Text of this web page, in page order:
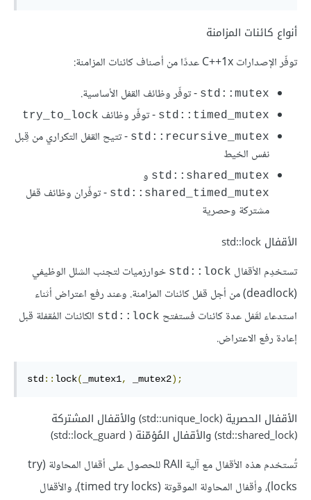
أنواع كائنات المزامنة
توفّر الإصدارات C++1x عددًا من أصناف كائنات المزامنة:
std::mutex - توفّر وظائف القفل الأساسية.
std::timed_mutex - توفّر وظائف try_to_lock
std::recursive_mutex - تتيح القفل التكراري من قِبل
نفس الخيط
std::shared_mutex و
std::shared_timed_mutex - توفّران وظائف قفل
مشتركة وحصرية
الأقفال std::lock
تستخدِم الأقفال std::lock خوارزميات لتجنب الشلل الوظيفي
(deadlock) من أجل قفل كائنات المزامنة. وعند رفع اعتراض أثناء
استدعاء لقَفل عدة كائنات فستفتح ‎std::lock‎ الكائنات المُقفلة قبل
إعادة رفع الاعتراض.
std:: lock( _mutex1, _mutex2);
الأقفال الحصرية (std::unique_lock) والأقفال المشتركة
(std::shared_lock) والأقفال المُؤمّنة ( std::lock_guard)
تُستخدم هذه الأقفال مع آلية RAII للحصول على أقفال المحاولة (try
locks)، وأقفال المحاولة الموقوتة (timed try locks)، والأقفال